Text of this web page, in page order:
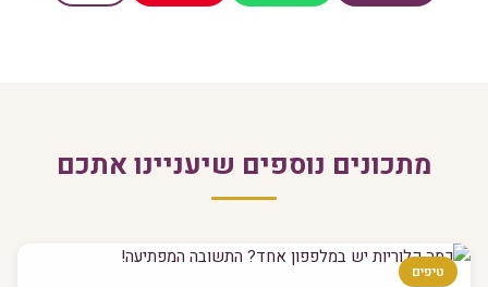
מתכונים נוספים שיעניינו אתכם
טיפים